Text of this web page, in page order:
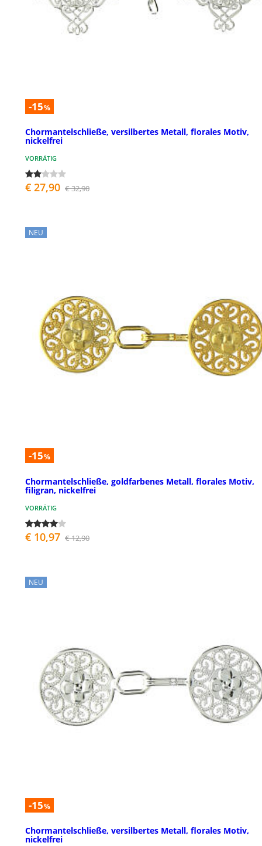
-15%
Chormantelschließe, versilbertes Metall, florales Motiv,
nickelfrei
VORRÄTIG
€ 27,90 € 32,90
NEU
-15%
Chormantelschließe, goldfarbenes Metall, florales Motiv,
filigran, nickelfrei
VORRÄTIG
€ 10,97 € 12,90
NEU
-15%
Chormantelschließe, versilbertes Metall, florales Motiv,
nickelfrei